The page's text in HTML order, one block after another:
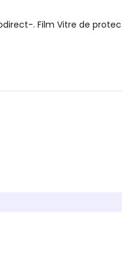
. Film Vitre de